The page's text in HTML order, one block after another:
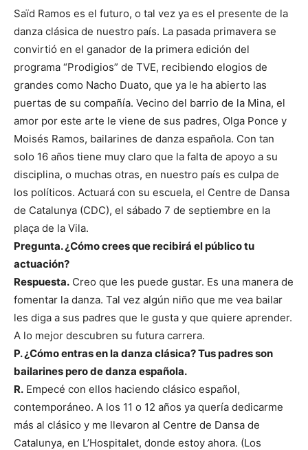
Saïd Ramos es el futuro, o tal vez ya es el presente de la
danza clásica de nuestro país. La pasada primavera se
convirtió en el ganador de la primera edición del
programa “Prodigios” de TVE, recibiendo elogios de
grandes como Nacho Duato, que ya le ha abierto las
puertas de su compañía. Vecino del barrio de la Mina, el
amor por este arte le viene de sus padres, Olga Ponce y
Moisés Ramos, bailarines de danza española. Con tan
solo 16 años tiene muy claro que la falta de apoyo a su
disciplina, o muchas otras, en nuestro país es culpa de
los políticos. Actuará con su escuela, el Centre de Dansa
de Catalunya (CDC), el sábado 7 de septiembre en la
plaça de la Vila.
Pregunta. ¿Cómo crees que recibirá el público tu
actuación?
Respuesta. Creo que les puede gustar. Es una manera de
fomentar la danza. Tal vez algún niño que me vea bailar
les diga a sus padres que le gusta y que quiere aprender.
A lo mejor descubren su futura carrera.
P. ¿Cómo entras en la danza clásica? Tus padres son
bailarines pero de danza española.
R. Empecé con ellos haciendo clásico español,
contemporáneo. A los 11 o 12 años ya quería dedicarme
más al clásico y me llevaron al Centre de Dansa de
Catalunya, en L’Hospitalet, donde estoy ahora. (Los